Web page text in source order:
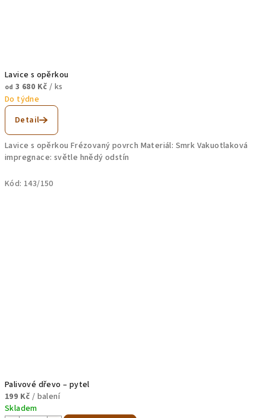
Lavice s opěrkou
od 3 680 Kč / ks
Do týdne
Detail
Lavice s opěrkou Frézovaný povrch Materiál: Smrk Vakuotlaková
impregnace: světle hnědý odstín
Kód: 143/150
Palivové dřevo – pytel
199 Kč / balení
Skladem